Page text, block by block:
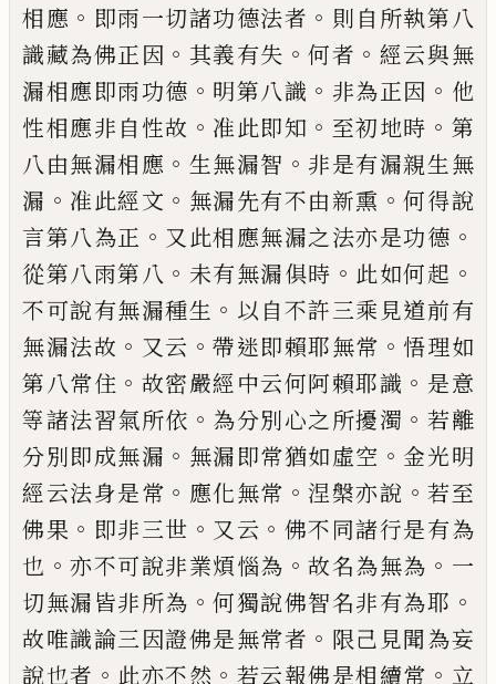
相應 。 即雨一切諸功德法者 。 則自所執第八
識藏為佛正因 。 其義有失 。何者 。 經云與無
漏相應即雨功德 。 明第八識 。 非為正因 。 他
性相應非自性故 。 准此即知 。 至初地時 。 第
八由無漏相應 。 生無漏智 。 非是有漏親生無
漏 。 准此經文 。 無漏先有不由新熏 。何得說
言第八為正 。 又此相應無漏之法亦是功德 。
從第八雨第八 。 未有無漏俱時 。 此如何起 。
不可說有無漏種生 。 以自不許三乘見道前有
無漏法故 。 又云 。帶迷即賴耶無常 。悟理如
第八常住 。 故密嚴經中云何阿賴耶識 。 是意
等諸法習氣所依 。 為分別心之所擾濁 。若離
分別即成無漏 。 無漏即常猶如虛空 。 金光明
經云法身是常 。 應化無常 。涅槃亦說 。若至
佛果 。 即非三世 。 又云 。 佛不同諸行是有為
也 。亦不可說非業煩惱為 。故名為無為 。 一
切無漏皆非所為 。何獨說佛智名非有為耶 。
故唯識論三因證佛是無常者 。 限己見聞為妄
說也者 。 此亦不然 。 若云報佛是相續常 。 立